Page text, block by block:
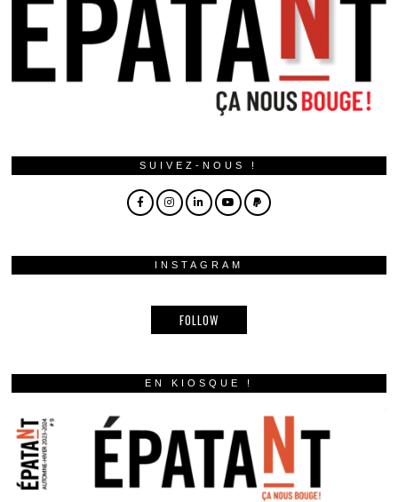
SUIVEZ-NOUS !
INSTAGRAM
FOLLOW
EN KIOSQUE !